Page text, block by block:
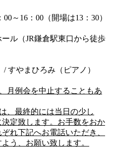
～16：00（開場は13：30）
ル（JR鎌倉駅東口から徒歩
すやまひろみ（ピアノ）
月例会を中止することもあ
、最終的には当日の少し
定致します。お手数をおか
れ下記へお電話いただき、
う、お願い致します。